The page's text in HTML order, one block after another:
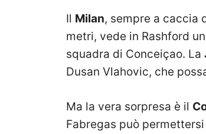
Il Milan, sempre a caccia
metri, vede in Rashford
squadra di Conceiçao. La
Dusan Vlahovic, che
Ma la vera sorpresa è il
Fabregas può